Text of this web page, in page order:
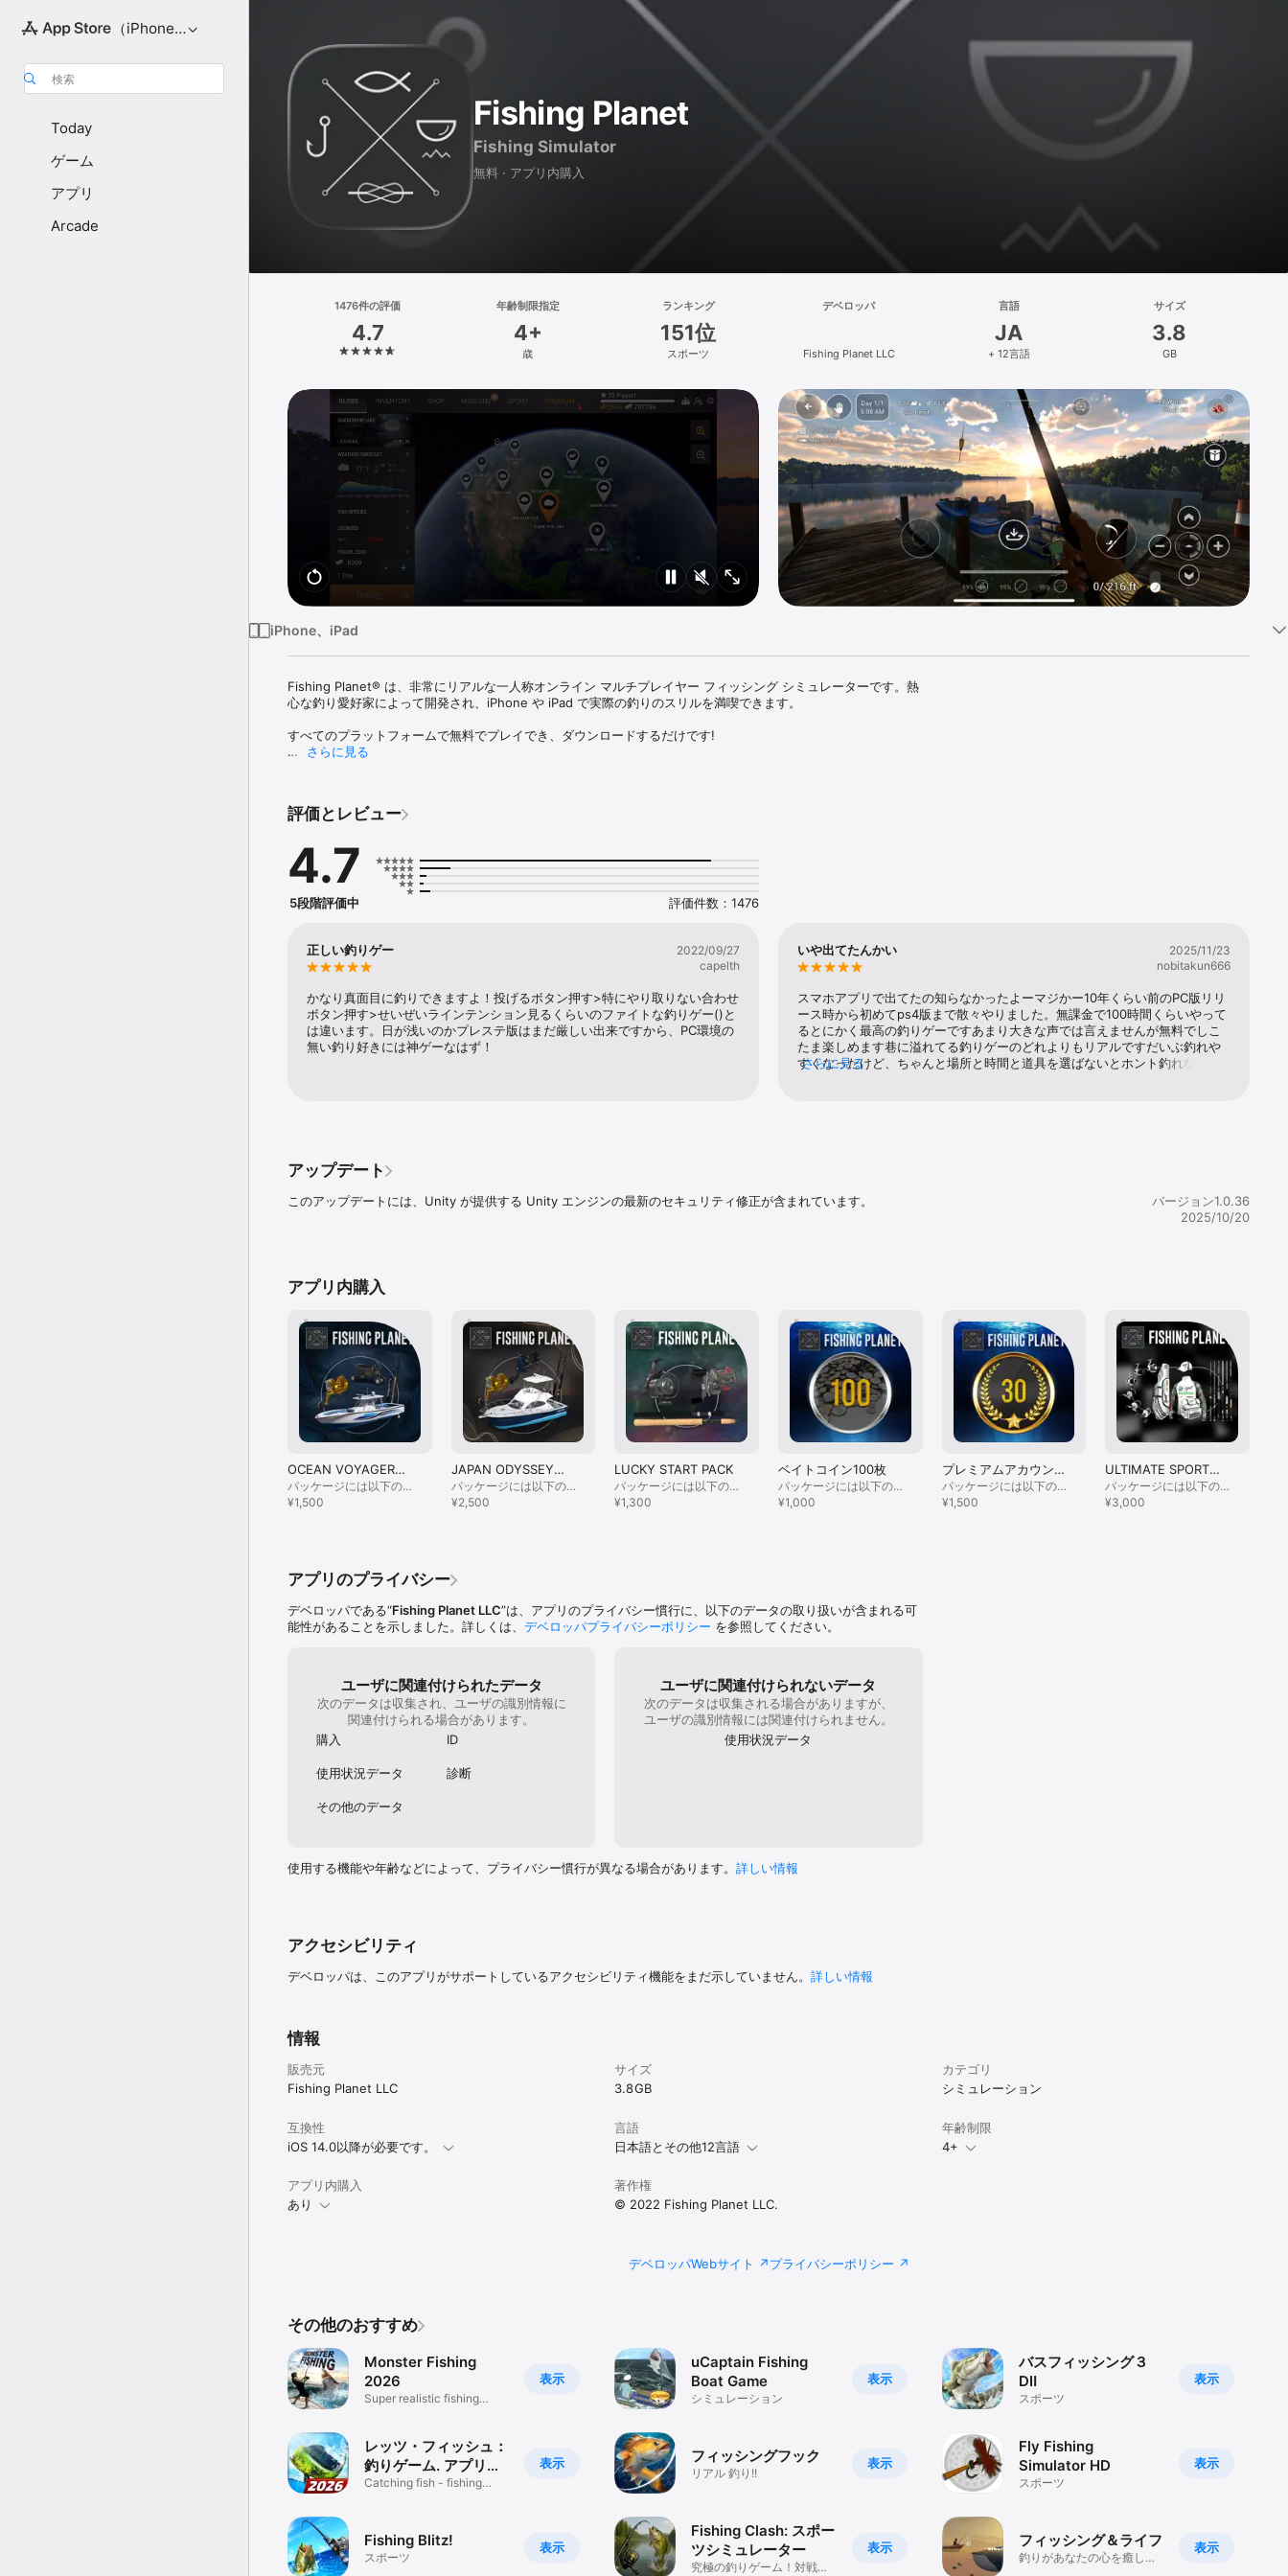
（iPhone向け）
検索
Today
ゲーム
アプリ
Arcade
Fishing Planet
Fishing Simulator
無料 · アプリ内購入
1476件の評価
4.7
年齢制限指定
4+
歳
ランキング
151位
スポーツ
デベロッパ
Fishing Planet LLC
言語
JA
+ 12言語
サイズ
3.8
GB
iPhone、iPad
Fishing Planet® は、非常にリアルな一人称オンライン マルチプレイヤー フィッシング シミュレーターです。熱
心な釣り愛好家によって開発され、iPhone や iPad で実際の釣りのスリルを満喫できます。
すべてのプラットフォームで無料でプレイでき、ダウンロードするだけです!
イベントや大会で、個人得点、実績、スコアボード、トッププレイヤーズリストを使って、他のプレイヤーとオ
高度にリアルな釣りの世界をあなたのスクリーンに：
■ 200種以上の魚が、季節、気候、時間帯、水流、底質の種類、水温、気温、風などに応じて、AIによる複雑な
行動をとります。
■ 世界各地の眺めが美しい26の水路を、その地に特有の気候条件、風景、水底地形、植生とともに、写真のよう
■ それぞれの機能を備えた淡水釣りと海水釣りで、リアルで臨場感あふれる体験を実現します。
■ 釣りの種類は4つ - フロート、スピニング、ボトム、海水トローリング。
や打撃反応が実現します。各魚種は、実際の行動に基づいて攻撃し、戦います。
■ ダイナミックな天候 – 昼と夜の移り変わり、季節の変化、雨や霧、日照など、海の嵐。
■ 風、流れ、水深によって変化するダイナミックな水面グラフィック。水しぶき、波、波紋が、完全にリアルな
釣り体験を生み出します。プレイヤーの体験を向上させる没入感のある環境音。
■ 乗れるカヤックと 3 種類のモーター ボート。それぞれに独自の速度、耐久性、その他のパラメーターと機能が
Fishing Planet® ゲームで究極の釣りアドベンチャーに参加し、最もリアルで臨場感あふれる釣りシミュレーター
を体験しましょう。
さらに見る
評価とレビュー
4.7
5段階評価中 評価件数：1476
正しい釣りゲー
2022/09/27
capelth
かなり真面目に釣りできますよ！投げるボタン押す>特にやり取りない合わせ
ボタン押す>せいぜいラインテンション見るくらいのファイトな釣りゲー()と
は違います。日が浅いのかプレステ版はまだ厳しい出来ですから、PC環境の
無い釣り好きには神ゲーなはず！
いや出てたんかい
2025/11/23
nobitakun666
スマホアプリで出てたの知らなかったよーマジかー10年くらい前のPC版リリ
ース時から初めてps4版まで散々やりました。無課金で100時間くらいやって
るとにかく最高の釣りゲーですあまり大きな声では言えませんが無料でしこ
たま楽しめます巷に溢れてる釣りゲーのどれよりもリアルですだいぶ釣れや
すくなったけど、ちゃんと場所と時間と道具を選ばないとホント釣れないの
pc版の攻略見てもイケると思うよ
さらに見る
アップデート
このアップデートには、Unity が提供する Unity エンジンの最新のセキュリティ修正が含まれています。
バージョン1.0.36
2025/10/20
アプリ内購入
OCEAN VOYAGER
PACK
パッケージには以下の物
が含まれています：
¥1,500
JAPAN ODYSSEY
PACK
パッケージには以下の物
が含まれています：
¥2,500
LUCKY START PACK
パッケージには以下の物
が含まれています：
¥1,300
ベイトコイン100枚
パッケージには以下の物
が含まれています： ベ
¥1,000
プレミアムアカウント
30日分
パッケージには以下の物
が含まれています：プレ
¥1,500
ULTIMATE SPORT
BUNDLE
パッケージには以下の物
が含まれています：
¥3,000
アプリのプライバシー
デベロッパである“Fishing Planet LLC”は、アプリのプライバシー慣行に、以下のデータの取り扱いが含まれる可
能性があることを示しました。詳しくは、 デベロッパプライバシーポリシー を参照してください。
ユーザに関連付けられたデータ
次のデータは収集され、ユーザの識別情報に
関連付けられる場合があります。
購入
ID
使用状況データ 診断
その他のデータ
ユーザに関連付けられないデータ
次のデータは収集される場合がありますが、
ユーザの識別情報には関連付けられません。
使用状況データ
使用する機能や年齢などによって、プライバシー慣行が異なる場合があります。 詳しい情報
アクセシビリティ
デベロッパは、このアプリがサポートしているアクセシビリティ機能をまだ示していません。 詳しい情報
情報
販売元
Fishing Planet LLC
サイズ
3.8 GB
カテゴリ
シミュレーション
互換性
iOS 14.0以降が必要です。
言語
日本語とその他12言語
年齢制限
4+
アプリ内購入
あり
著作権
© 2022 Fishing Planet LLC.
デベロッパWebサイト プライバシーポリシー
その他のおすすめ
表示
Monster Fishing
2026
Super realistic fishing
表示
レッツ・フィッシュ：
釣りゲーム. アプリゲ
ーム
Catching fish - fishing
表示
Fishing Blitz!
スポーツ
表示
uCaptain Fishing
Boat Game
シミュレーション
表示
フィッシングフック
リアル 釣り!!
表示
Fishing Clash: スポー
ツシミュレーター
究極の釣りゲーム！対戦で
表示
バスフィッシング３
DⅡ
スポーツ
表示
Fly Fishing
Simulator HD
スポーツ
表示
フィッシング＆ライフ
釣りがあなたの心を癒しま